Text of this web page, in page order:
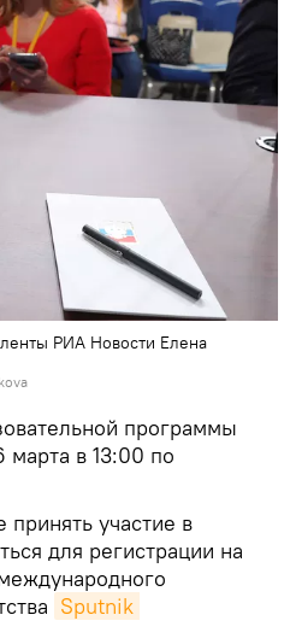
РИА Новости Елена
программы
марта в 13:00 по
участие в
для регистрации на
Sputnik